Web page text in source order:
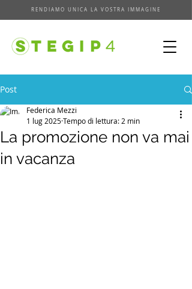
RENDIAMO UNICA LA VOSTRA IMMAGINE
Post
La promozione non va mai
in vacanza
Federica Mezzi
1 lug 2025Tempo di lettura: 2 min